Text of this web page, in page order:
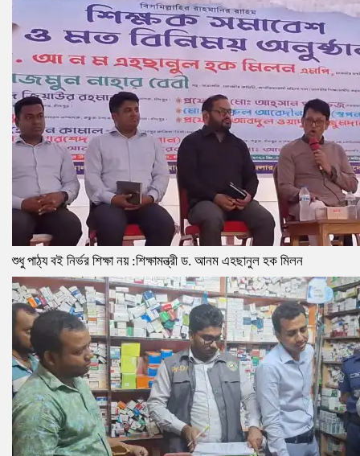
শুধু পাঠ্য বই নির্ভর শিক্ষা নয় :শিক্ষামন্ত্রী ড. আনম এহছানুল হক মিলন